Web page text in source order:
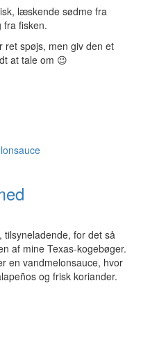
læskende sødme fra
fra fisken.
ret spøjs, men giv den et
at tale om 😉
tilsyneladende, for det så
af mine Texas-kogebøger.
en vandmelonsauce, hvor
og frisk koriander.